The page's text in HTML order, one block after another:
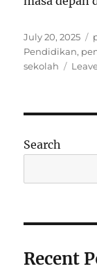
Posted
on
July 20, 2025
Pendidikan,
sekolah
Search
Recent